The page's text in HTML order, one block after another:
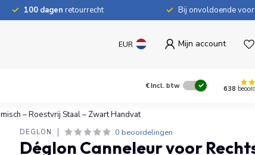
100 dagen retourrecht Bij onvoldoende
EUR Mijn account
€Incl. btw 638
– Roestvrij Staal – Zwart Handvat
DÉGLON 0 beoordelingen
Déglon Canneleur voor